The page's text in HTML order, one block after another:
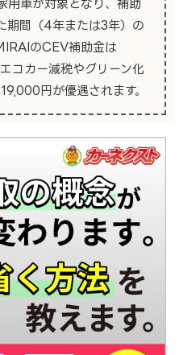
用車が対象となり、補助
期間（4年または3年）の
のCEV補助金は
コカー減税やグリーン化
円が優遇されます。